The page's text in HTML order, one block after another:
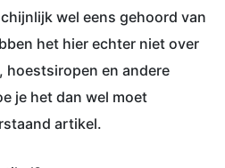
wel eens gehoord van
het hier echter niet over
hoestsiropen en andere
je het dan wel moet
artikel.